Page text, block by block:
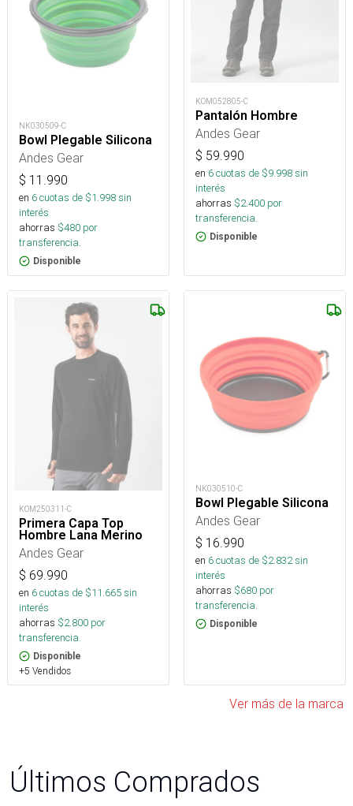
NK030509-C
Bowl Plegable Silicona
Andes Gear
$ 11.990
en 6cuotas de $1.998sin
interés
ahorras $480 por
transferencia.
Disponible
KOM052805-C
Pantalón Hombre
Andes Gear
$ 59.990
en 6cuotas de $9.998sin
interés
ahorras $2.400 por
transferencia.
Disponible
KOM250311-C
Primera Capa Top
Hombre Lana Merino
Andes Gear
$ 69.990
en 6cuotas de $11.665sin
interés
ahorras $2.800 por
transferencia.
Disponible
+5 Vendidos
NK030510-C
Bowl Plegable Silicona
Andes Gear
$ 16.990
en 6cuotas de $2.832sin
interés
ahorras $680 por
transferencia.
Disponible
Ver más de la marca
Últimos Comprados